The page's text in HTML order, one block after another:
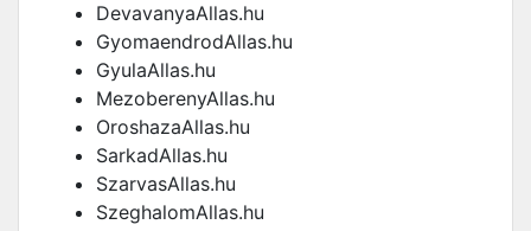
DevavanyaAllas.hu
GyomaendrodAllas.hu
GyulaAllas.hu
MezoberenyAllas.hu
OroshazaAllas.hu
SarkadAllas.hu
SzarvasAllas.hu
SzeghalomAllas.hu